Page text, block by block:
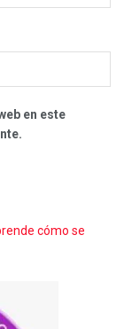
en este
cómo se